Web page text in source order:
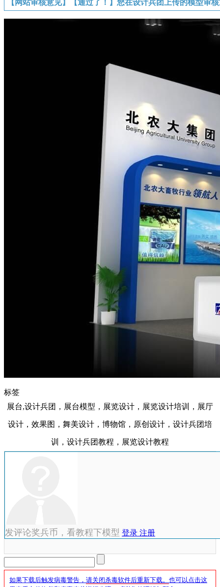
【网站审核意见】【通过了！】您在设计兵团上传的模型审
标签
展台,设计兵团，展台模型，展览设计，展览设计培训，展厅
设计，效果图，舞美设计，博物馆，原创设计，设计兵团培
训，设计兵团教程，展览设计教程
发评论奖兵币，看教程下模型 登录 注册
如果下载后触发病毒警告， 请关闭杀毒软件后重新下载。 也可以点击这